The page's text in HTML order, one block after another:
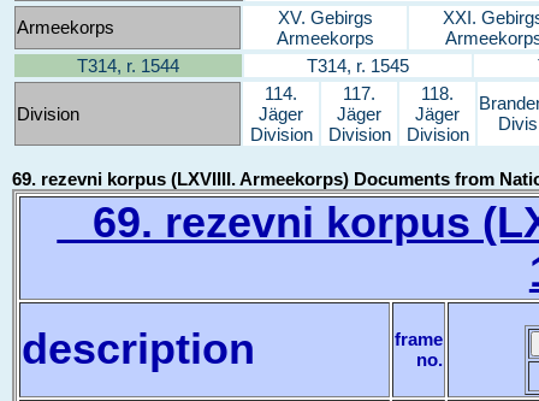
Armeekorps
XV. Gebirgs
Armeekorps
XXI.
T314, r. 1544
T314, r. 1545
Division
114.
Jäger
Division
117.
Jäger
Division
118.
Jäger
Division
69. rezevni korpus (LXVIIII. Armeekorps) Documents from
69. rezevni korpus
description
frame
no.